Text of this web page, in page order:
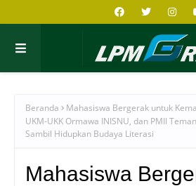
Beranda
Mahasiswa Bergerak untuk
UKM-UKK Ormawa INISNU, dan PMII
Sambil Hidupkan Budaya Literasi
Mahasiswa